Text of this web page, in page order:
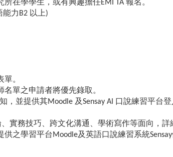
在學學生，或有興趣擔任EMI TA 報名。
力B2 以上)
。
名單之申請者將優先錄取。
，並提供其Moodle 及Sensay AI 口說練習平台登
實務技巧、跨文化溝通、學術寫作等面向，
之學習平台Moodle及英語口說練習系統